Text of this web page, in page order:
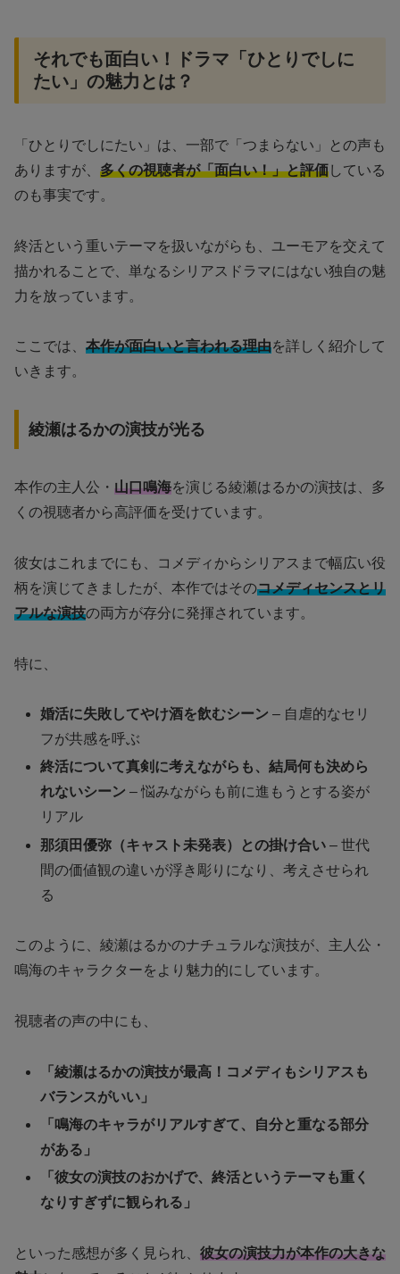
それでも面白い！ドラマ「ひとりでしに
たい」の魅力とは？
「ひとりでしにたい」は、一部で「つまらない」との声も
ありますが、 多くの視聴者が「面白い！」と評価している
のも事実です。
終活という重いテーマを扱いながらも、ユーモアを交えて
描かれることで、単なるシリアスドラマにはない独自の魅
力を放っています。
ここでは、 本作が面白いと言われる理由を詳しく紹介して
いきます。
綾瀬はるかの演技が光る
本作の主人公・ 山口鳴海を演じる綾瀬はるかの演技は、多
くの視聴者から高評価を受けています。
彼女はこれまでにも、コメディからシリアスまで幅広い役
柄を演じてきましたが、本作ではそのコメディセンスとリ
アルな演技の両方が存分に発揮されています。
特に、
婚活に失敗してやけ酒を飲むシーン – 自虐的なセリ
フが共感を呼ぶ
終活について真剣に考えながらも、結局何も決めら
れないシーン – 悩みながらも前に進もうとする姿が
リアル
那須田優弥（キャスト未発表）との掛け合い – 世代
間の価値観の違いが浮き彫りになり、考えさせられ
る
このように、綾瀬はるかのナチュラルな演技が、主人公・
鳴海のキャラクターをより魅力的にしています。
視聴者の声の中にも、
「綾瀬はるかの演技が最高！コメディもシリアスも
バランスがいい」
「鳴海のキャラがリアルすぎて、自分と重なる部分
がある」
「彼女の演技のおかげで、終活というテーマも重く
なりすぎずに観られる」
といった感想が多く見られ、 彼女の演技力が本作の大きな